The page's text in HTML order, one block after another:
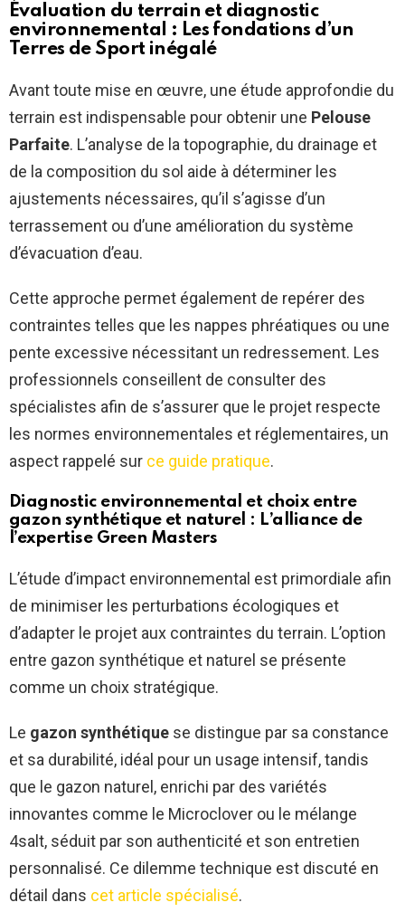
Évaluation du terrain et diagnostic
environnemental : Les fondations d’un
Terres de Sportinégalé
Avant toute mise en œuvre, une étude approfondie du
terrain est indispensable pour obtenir une Pelouse
Parfaite. L’analyse de la topographie, du drainage et
de la composition du sol aide à déterminer les
ajustements nécessaires, qu’il s’agisse d’un
terrassement ou d’une amélioration du système
d’évacuation d’eau.
Cette approche permet également de repérer des
contraintes telles que les nappes phréatiques ou une
pente excessive nécessitant un redressement. Les
professionnels conseillent de consulter des
spécialistes afin de s’assurer que le projet respecte
les normes environnementales et réglementaires, un
aspect rappelé sur ce guide pratique.
Diagnostic environnemental et choix entre
gazon synthétique et naturel : L’alliance de
l’expertise Green Masters
L’étude d’impact environnemental est primordiale afin
de minimiser les perturbations écologiques et
d’adapter le projet aux contraintes du terrain. L’option
entre gazon synthétique et naturel se présente
comme un choix stratégique.
Le gazon synthétique se distingue par sa constance
et sa durabilité, idéal pour un usage intensif, tandis
que le gazon naturel, enrichi par des variétés
innovantes comme le Microclover ou le mélange
4salt, séduit par son authenticité et son entretien
personnalisé. Ce dilemme technique est discuté en
détail dans cet article spécialisé.